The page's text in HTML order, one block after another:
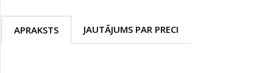
APRAKSTS JAUTĀJUMS PAR PRECI